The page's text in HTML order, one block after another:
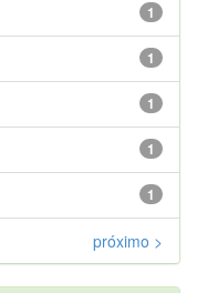
1
1
1
1
1
próximo >